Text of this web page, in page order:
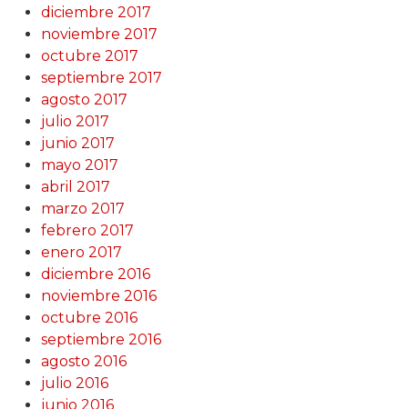
diciembre 2017
noviembre 2017
octubre 2017
septiembre 2017
agosto 2017
julio 2017
junio 2017
mayo 2017
abril 2017
marzo 2017
febrero 2017
enero 2017
diciembre 2016
noviembre 2016
octubre 2016
septiembre 2016
agosto 2016
julio 2016
junio 2016